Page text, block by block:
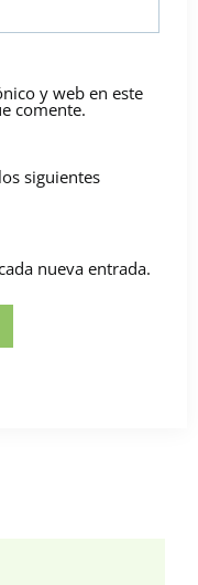
y web en este
comente.
siguientes
nueva entrada.